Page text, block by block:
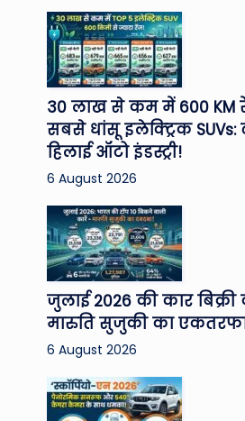
30 लाख से कम में 600 KM
सबसे धांसू इलेक्ट्रिक SUVs:
हिलाई ऑटो इंडस्ट्री!
6 August 2026
जुलाई 2026 की कार बिक्री
मारुति सुजुकी का
6 August 2026